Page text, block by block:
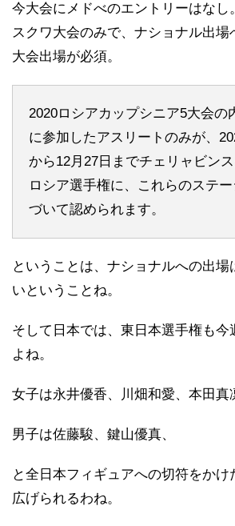
今大会にメドべのエントリーはなし
スクワ大会のみで、ナショナル出場
大会出場が必須。
2020ロシアカップシニア5大会の
に参加したアスリートのみが、
から12月27日までチェリャビン
ロシア選手権に、これらのステ
づいて認められます。
ということは、ナショナルへの出場
いということね。
そして日本では、東日本選手権も今
よね。
女子は永井優香、川畑和愛、本田真
男子は佐藤駿、鍵山優真、
と全日本フィギュアへの切符をかけ
広げられるわね。